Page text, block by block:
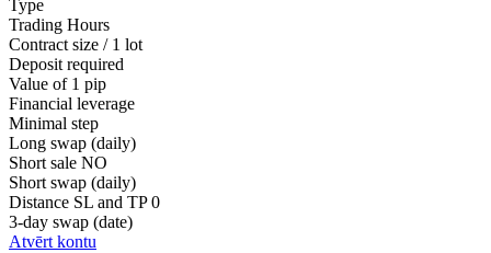
Type
Trading Hours
Contract size / 1 lot
Deposit required
Value of 1 pip
Financial leverage
Minimal step
Long swap (daily)
Short sale NO
Short swap (daily)
Distance SL and TP 0
3-day swap (date)
Atvērt kontu